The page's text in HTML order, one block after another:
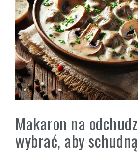
Makaron na
wybrać, aby